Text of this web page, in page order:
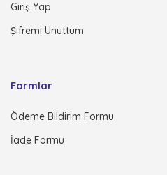
Giriş Yap
Şifremi Unuttum
Formlar
Ödeme Bildirim Formu
İade Formu